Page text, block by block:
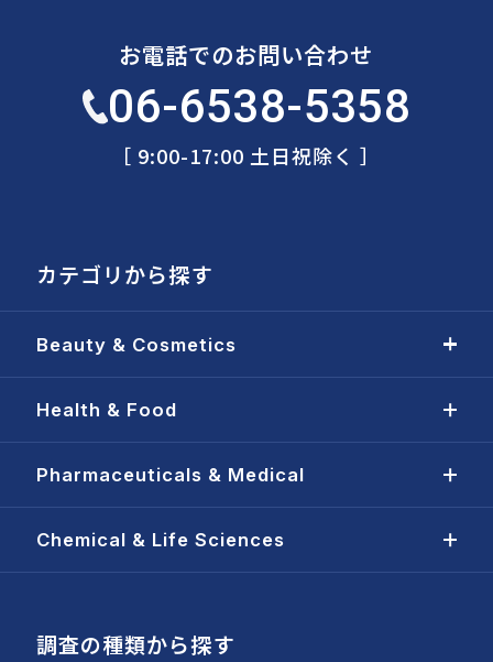
お電話でのお問い合わせ
06-6538-5358
［ 9:00-17:00 土日祝除く ］
カテゴリから探す
Beauty & Cosmetics
Health & Food
Pharmaceuticals & Medical
Chemical & Life Sciences
調査の種類から探す